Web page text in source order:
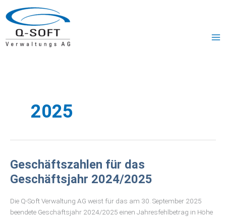
Inhalt
springen
2025
Geschäftszahlen für das
Geschäftsjahr 2024/2025
Die Q-Soft Verwaltung AG weist für das am 30. September 2025
beendete Geschäftsjahr 2024/2025 einen Jahresfehlbetrag in Höhe
GESCHÄFTSZAHLEN
FÜR
DAS
GESCHÄFTSJAHR